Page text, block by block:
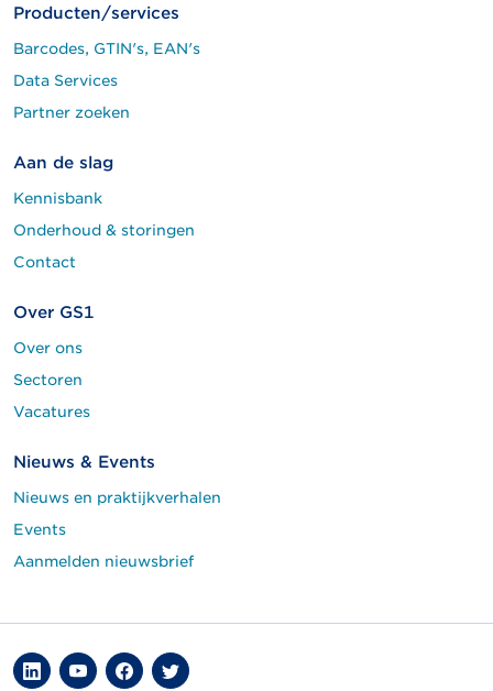
Producten/services
Barcodes, GTIN's, EAN's
Data Services
Partner zoeken
Aan de slag
Kennisbank
Onderhoud & storingen
Contact
Over GS1
Over ons
Sectoren
Vacatures
Nieuws & Events
Nieuws en praktijkverhalen
Events
Aanmelden nieuwsbrief